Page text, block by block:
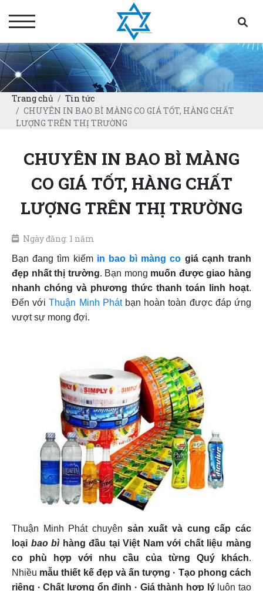
Trang chủ
Tin tức
CHUYÊN IN BAO BÌ MÀNG CO GIÁ TỐT, HÀNG CHẤT
LƯỢNG TRÊN THỊ TRƯỜNG
CHUYÊN IN BAO BÌ MÀNG
CO GIÁ TỐT, HÀNG CHẤT
LƯỢNG TRÊN THỊ TRƯỜNG
Ngày đăng: 1 năm
Bạn đang tìm kiếm in bao bì màng co giá cạnh tranh
đẹp nhất thị trường. Bạn mong muốn được giao hàng
nhanh chóng và phương thức thanh toán linh hoạt.
Đến vớiThuận Minh Phátbạn hoàn toàn được đáp ứng
vượt sự mong đợi.
Thuận Minh Phát chuyên sản xuất và cung cấp các
loại bao bìhàng đầu tại Việt Nam với chất liệu màng
co phù hợp với nhu cầu của từng Quý khách.
Nhiều mẫu thiết kế đẹp và ấn tượng · Tạo phong cách
riêng · Chất lượng ổn định · Giá thành hợp lýluôn tạo